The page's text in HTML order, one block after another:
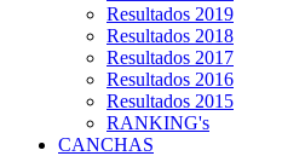
Resultados 2019
Resultados 2018
Resultados 2017
Resultados 2016
Resultados 2015
RANKING's
CANCHAS